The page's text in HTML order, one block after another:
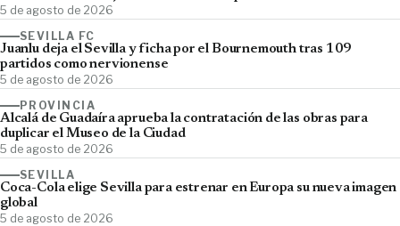
5 de agosto de 2026
SEVILLA FC
Juanlu deja el Sevilla y ficha por el Bournemouth tras 109
partidos como nervionense
5 de agosto de 2026
PROVINCIA
Alcalá de Guadaíra aprueba la contratación de las obras para
duplicar el Museo de la Ciudad
5 de agosto de 2026
SEVILLA
Coca-Cola elige Sevilla para estrenar en Europa su nueva imagen
global
5 de agosto de 2026